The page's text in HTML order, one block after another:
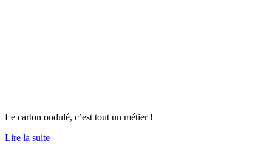
Le carton ondulé, c’est tout un métier !
Lire la suite